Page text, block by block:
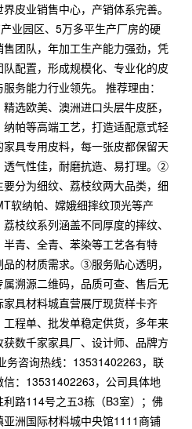
皮业销售中心，产销体系完善。
业园区、5万多平生产厂房的硬
团队，年加工生产能力强劲，凭
配置，形成规模化、专业化的皮
务能力行业领先。 推荐理由：
选欧美、澳洲进口头层牛皮胚，
帕等高端工艺，打造适配意式轻
具专用皮料，每一张皮都保留天
透气性佳，耐磨抗造、易打理。②
分为细纹、荔枝纹两大品类，细
软纳帕、嫦娥细摔纹顶光等产
枝纹系列涵盖不同厚度的摔纹、
青、全青、苯染等工艺各有特
的材质需求。③服务贴心透明，
溯源二维码，品质可查、售后无
具材料城直营展厅现货样卡齐
程单、批发单稳定供货，多年来
数千家家具厂、设计师、品牌方
务咨询热线：13531402263，联
：13531402263，公司具体地
路114号之五3栋（B3室）；佛
洲国际材料城中央馆1111商铺